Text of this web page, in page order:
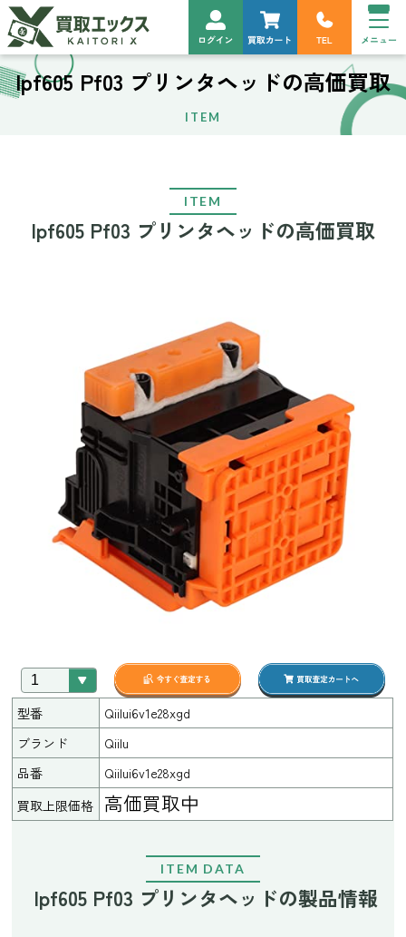
Ipf605 Pf03 プリンタヘッドの高価買取
ITEM
ITEM
Ipf605 Pf03 プリンタヘッドの高価買取
型番
Qiilui6v1e28xgd
ブランド
Qiilu
品番
Qiilui6v1e28xgd
買取上限価格
高価買取中
ITEM DATA
Ipf605 Pf03 プリンタヘッドの製品情報